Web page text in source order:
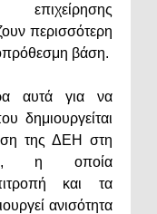
επιχείρησης
περισσότερη
βάση.
αυτά για να
δημιουργείται
της ΔΕΗ στη
η οποία
και τα
ανισότητα